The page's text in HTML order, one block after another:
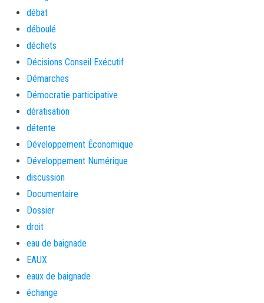
débat
déboulé
déchets
Décisions Conseil Exécutif
Démarches
Démocratie participative
dératisation
détente
Développement Économique
Développement Numérique
discussion
Documentaire
Dossier
droit
eau de baignade
EAUX
eaux de baignade
échange